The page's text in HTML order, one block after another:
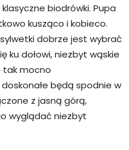
biodrówki. Pupa
kusząco i kobieco.
dobrze jest wybrać
ku dołowi, niezbyt wąskie
tak mocno
będą spodnie w
z jasną górą,
wyglądać niezbyt